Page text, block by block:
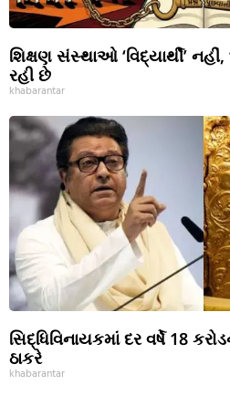
શિક્ષણ સંસ્થાઓ ‘વિદ્યાર્થી’
રહી છે
khabarantar
સિદ્ધિવિનાયકમાં દર વર્ષે 18
ઠાકરે
khabarantar